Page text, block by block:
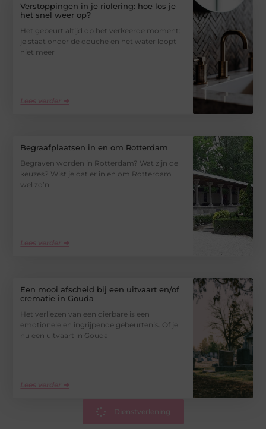
Verstoppingen in je riolering: hoe los je
het snel weer op?
Het gebeurt altijd op het verkeerde moment:
je staat onder de douche en het water loopt
niet meer
Lees verder ➜
Begraafplaatsen in en om Rotterdam
Begraven worden in Rotterdam? Wat zijn de
keuzes? Wist je dat er in en om Rotterdam
wel zo’n
Lees verder ➜
Een mooi afscheid bij een uitvaart en/of
crematie in Gouda
Het verliezen van een dierbare is een
emotionele en ingrijpende gebeurtenis. Of je
nu een uitvaart in Gouda
Lees verder ➜
Dienstverlening